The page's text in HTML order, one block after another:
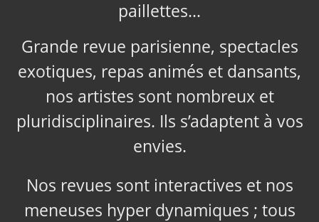
paillettes…
Grande revue parisienne, spectacles
exotiques, repas animés et dansants,
nos artistes sont nombreux et
pluridisciplinaires. Ils s’adaptent à vos
envies.
Nos revues sont interactives et nos
meneuses hyper dynamiques ; tous